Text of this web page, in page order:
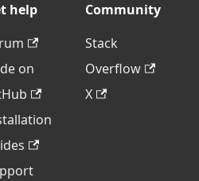
help
on
Community
Stack
Overflow
X